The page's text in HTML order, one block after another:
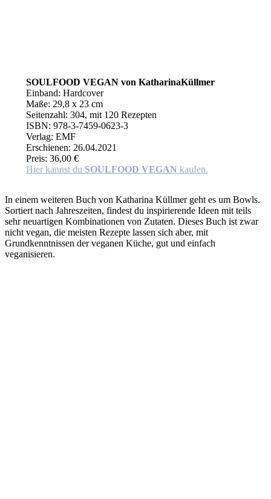
SOULFOOD VEGAN von KatharinaKüllmer
Einband: Hardcover
Maße: 29,8 x 23 cm
Seitenzahl: 304, mit 120 Rezepten
ISBN: 978-3-7459-0623-3
Verlag: EMF
Erschienen: 26.04.2021
Preis: 36,00 €
Hier kannst du SOULFOOD VEGAN kaufen.
In einem weiteren Buch von Katharina Küllmer geht es um Bowls.
Sortiert nach Jahreszeiten, findest du inspirierende Ideen mit teils
sehr neuartigen Kombinationen von Zutaten. Dieses Buch ist zwar
nicht vegan, die meisten Rezepte lassen sich aber, mit
Grundkenntnissen der veganen Küche, gut und einfach
veganisieren.